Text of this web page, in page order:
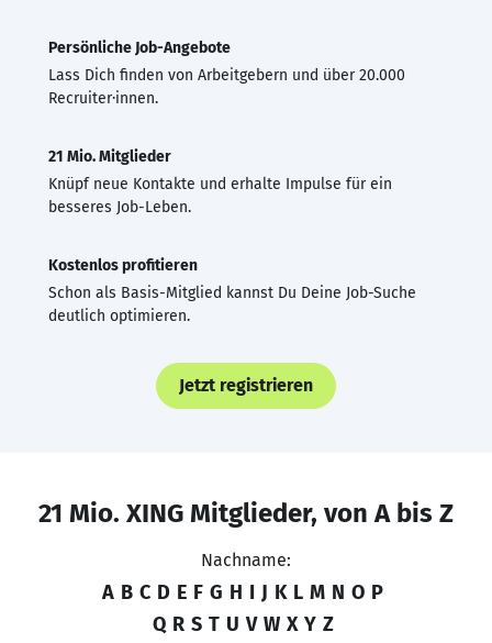
Persönliche Job-Angebote
Lass Dich finden von Arbeitgebern und über 20.000
Recruiter·innen.
21 Mio. Mitglieder
Knüpf neue Kontakte und erhalte Impulse für ein
besseres Job-Leben.
Kostenlos profitieren
Schon als Basis-Mitglied kannst Du Deine Job-Suche
deutlich optimieren.
Jetzt registrieren
21 Mio. XING Mitglieder, von A bis Z
Nachname:
A B C D E F G H I J K L M N O P
Q R S T U V W X Y Z